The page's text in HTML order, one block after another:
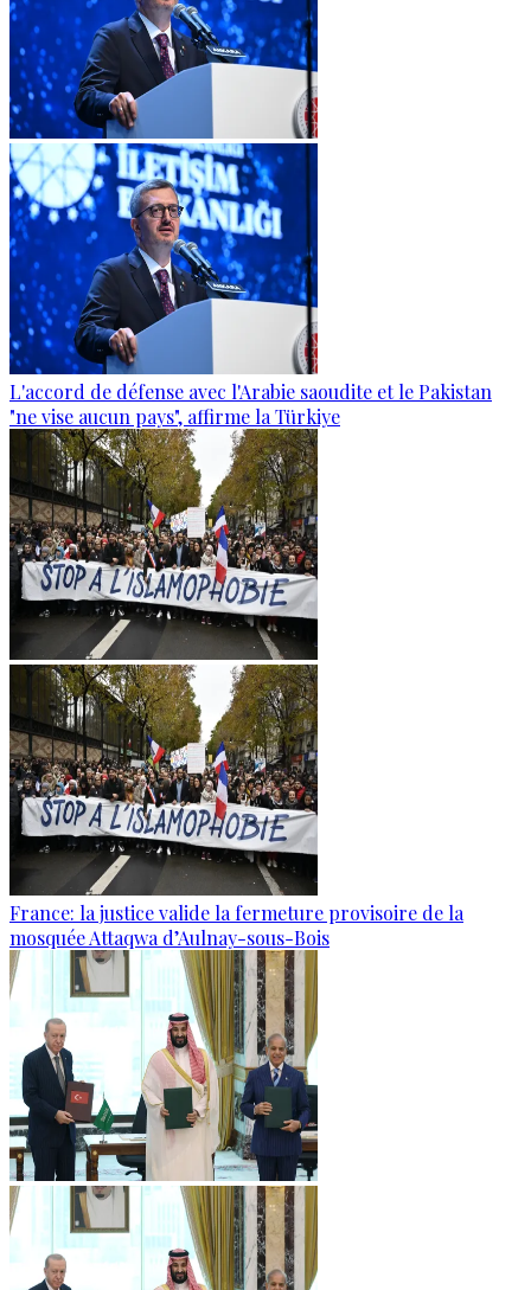
L'accord de défense avec l'Arabie saoudite et le Pakistan
"ne vise aucun pays", affirme la Türkiye
France: la justice valide la fermeture provisoire de la
mosquée Attaqwa d’Aulnay-sous-Bois